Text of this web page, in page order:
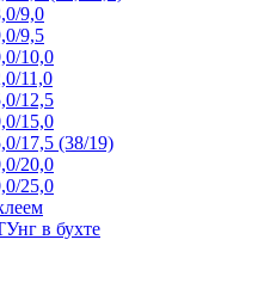
9,0
9,5
10,0
11,0
12,5
15,0
17,5 (38/19)
20,0
25,0
в бухте